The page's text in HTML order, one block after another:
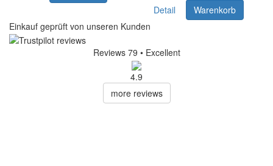
Detail
Warenkorb
Einkauf geprüft von unseren Kunden
Reviews 79 • Excellent
4.9
more reviews